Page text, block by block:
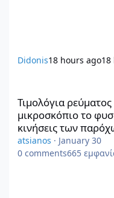
Didonis18 hours ago18
Τιμολόγια
μικροσκόπιο το
κινήσεις των
atsianos · January 30
0 comments665